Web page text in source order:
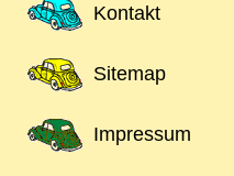
Kontakt
Sitemap
Impressum